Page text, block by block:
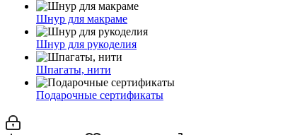
Шнур для макраме
Шнур для рукоделия
Шпагаты, нити
Подарочные сертификаты